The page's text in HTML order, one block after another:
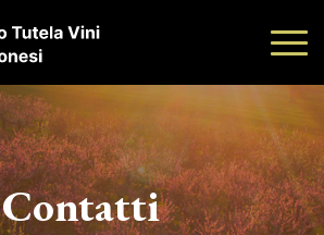
Contatti